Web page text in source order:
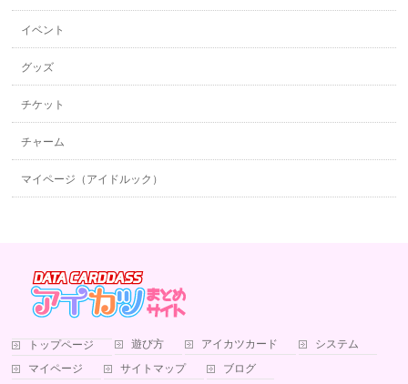
イベント
グッズ
チケット
チャーム
マイページ（アイドルック）
トップページ 遊び方 アイカツカード
システム
マイページ
サイトマップ ブログ